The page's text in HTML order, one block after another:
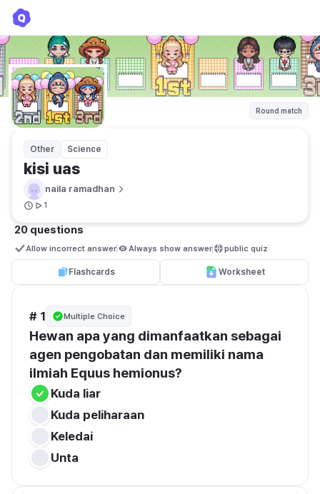
Round match
Other Science
kisi uas
naila ramadhan
1
20 questions
Allow incorrect answer Always show answer public quiz
Flashcards Worksheet
# 1 Multiple Choice
Hewan apa yang dimanfaatkan sebagai
agen pengobatan dan memiliki nama
ilmiah Equus hemionus?
Kuda liar
Kuda peliharaan
Keledai
Unta